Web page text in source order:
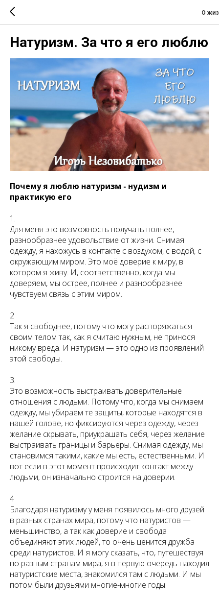
О
Натуризм. За что я его люблю
Почему я люблю натуризм - нудизм и
практикую его
1.
Для меня это возможность получать полнее,
разнообразнее удовольствие от жизни. Снимая
одежду, я нахожусь в контакте с воздухом, с водой, с
окружающим миром. Это моё доверие к миру, в
котором я живу. И, соответственно, когда мы
доверяем, мы острее, полнее и разнообразнее
чувствуем связь с этим миром.
2
Так я свободнее, потому что могу распоряжаться
своим телом так, как я считаю нужным, не принося
никому вреда. И натуризм — это одно из проявлений
этой свободы.
3.
Это возможность выстраивать доверительные
отношения с людьми. Потому что, когда мы снимаем
одежду, мы убираем те защиты, которые находятся в
нашей голове, но фиксируются через одежду, через
желание скрывать, приукрашать себя, через желание
выстраивать границы и барьеры. Снимая одежду, мы
становимся такими, какие мы есть, естественными. И
вот если в этот момент происходит контакт между
людьми, он изначально строится на доверии.
4
Благодаря натуризму у меня появилось много друзей
в разных странах мира, потому что натуристов —
меньшинство, а так как доверие и свобода
объединяют этих людей, то очень ценится дружба
среди натуристов. И я могу сказать, что, путешествуя
по разным странам мира, я в первую очередь находил
натуристские места, знакомился там с людьми. И мы
потом были друзьями многие-многие годы.